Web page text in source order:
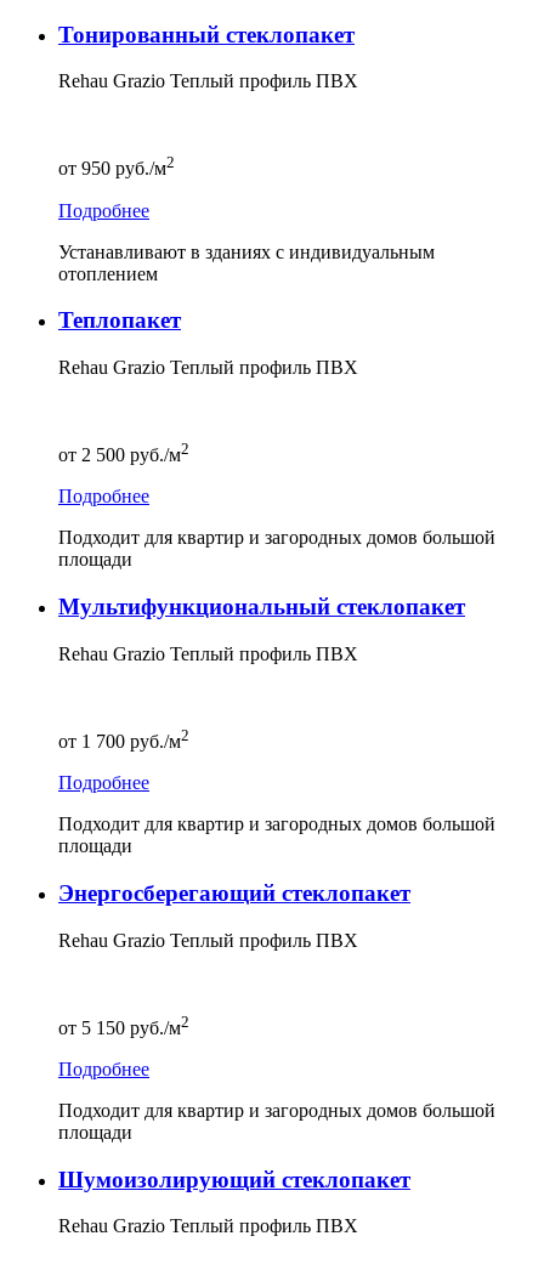
Тонированный стеклопакет
Rehau Grazio Теплый профиль ПВХ
от 950 руб./м2
Подробнее
Устанавливают в зданиях с индивидуальным
отоплением
Теплопакет
Rehau Grazio Теплый профиль ПВХ
от 2 500 руб./м2
Подробнее
Подходит для квартир и загородных домов большой
площади
Мультифункциональный стеклопакет
Rehau Grazio Теплый профиль ПВХ
от 1 700 руб./м2
Подробнее
Подходит для квартир и загородных домов большой
площади
Энергосберегающий стеклопакет
Rehau Grazio Теплый профиль ПВХ
от 5 150 руб./м2
Подробнее
Подходит для квартир и загородных домов большой
площади
Шумоизолирующий стеклопакет
Rehau Grazio Теплый профиль ПВХ